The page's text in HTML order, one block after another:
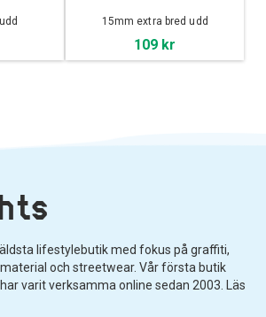
15mm extra bred udd
109 kr
lifestylebutik med fokus på graffiti,
och streetwear. Vår första butik
varit verksamma online sedan 2003. Läs